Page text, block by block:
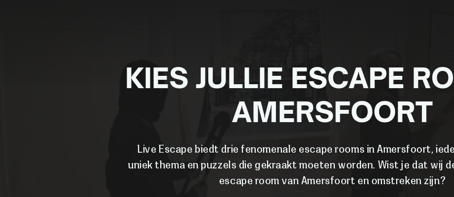
KIES JULLIE ESCAPE
AMERSFOORT
Live Escape biedt drie fenomenale escape rooms in Amersfoort,
uniek thema en puzzels die gekraakt moeten worden. Wist je dat wij
escape room van Amersfoort en omstreken zijn?